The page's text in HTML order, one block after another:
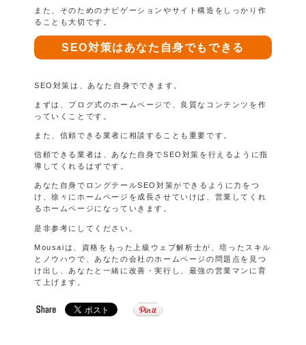
また、そのためのナビゲーションやサイト構造をしっかり作
ることも大切です。
SEO対策はあなた自身でもできる
SEO対策は、あなた自身でできます。
まずは、ブログ式のホームページで、良質なコンテンツを作
っていくことです。
また、信頼できる業者に相談することも重要です。
信頼できる業者は、あなた自身でSEO対策を行えるように指
導してくれるはずです。
あなた自身でロングテールSEO対策ができるように力をつ
け、徐々にホームページを成長させていけば、営業してくれ
るホームページになっていきます。
是非参考にしてください。
Mousaiは、資格をもった上級ウェブ解析士が、培ったスキル
とノウハウで、あなたの会社のホームページの問題点を見つ
け出し、あなたと一緒に改善・実行し、最強の営業マンに育
て上げます。